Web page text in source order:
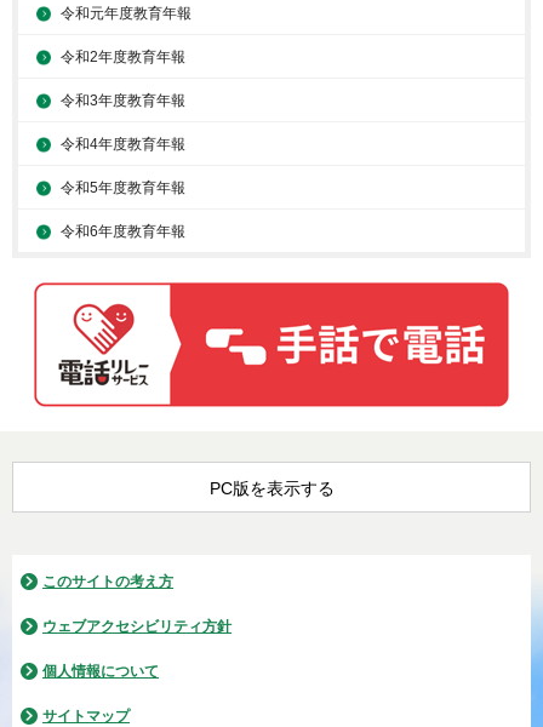
令和元年度教育年報
令和2年度教育年報
令和3年度教育年報
令和4年度教育年報
令和5年度教育年報
令和6年度教育年報
PC版を表示する
このサイトの考え方
ウェブアクセシビリティ方針
個人情報について
サイトマップ